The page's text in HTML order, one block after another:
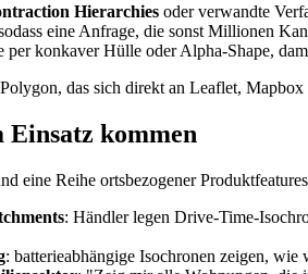
Hierarchies oder verwandte
eine Anfrage, die sonst Millionen
per konkaver Hülle oder Alpha-Shape,
das sich direkt an Leaflet,
Einsatz kommen
eine Reihe ortsbezogener
: Händler legen Drive-Time-
: batterieabhängige Isochronen zeigen,